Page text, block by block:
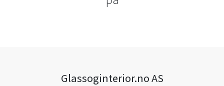
Glassoginterior.no AS